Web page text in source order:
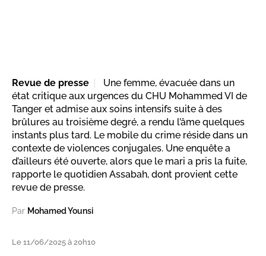
Revue de presse
Une femme, évacuée dans un
état critique aux urgences du CHU Mohammed VI de
Tanger et admise aux soins intensifs suite à des
brûlures au troisième degré, a rendu l’âme quelques
instants plus tard. Le mobile du crime réside dans un
contexte de violences conjugales. Une enquête a
d’ailleurs été ouverte, alors que le mari a pris la fuite,
rapporte le quotidien Assabah, dont provient cette
revue de presse.
Par Mohamed Younsi
Le 11/06/2025 à 20h10